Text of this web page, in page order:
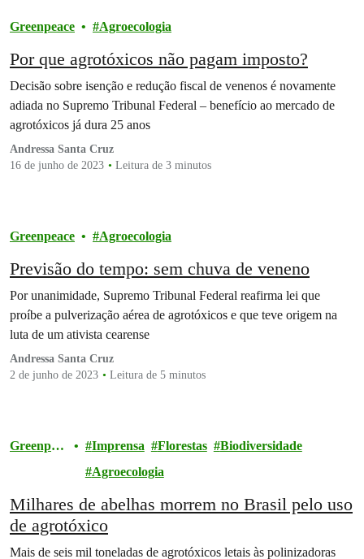
Greenpeace Agroecologia
Por que agrotóxicos não pagam imposto?
Decisão sobre isenção e redução fiscal de venenos é novamente
adiada no Supremo Tribunal Federal – benefício ao mercado de
agrotóxicos já dura 25 anos
Andressa Santa Cruz
16 de junho de 2023
Leitura de 3 minutos
Greenpeace Agroecologia
Previsão do tempo: sem chuva de veneno
Por unanimidade, Supremo Tribunal Federal reafirma lei que
proíbe a pulverização aérea de agrotóxicos e que teve origem na
luta de um ativista cearense
Andressa Santa Cruz
2 de junho de 2023
Leitura de 5 minutos
Greenpea
Imprensa Florestas
Biodiversidade
Agroecologia
Milhares de abelhas morrem no Brasil pelo uso
de agrotóxico
Mais de seis mil toneladas de agrotóxicos letais às polinizadoras